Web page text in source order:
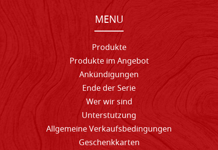
MENU
Produkte
Produkte im Angebot
Ankündigungen
Ende der Serie
Wer wir sind
Unterstutzung
Allgemeine Verkaufsbedingungen
Geschenkkarten